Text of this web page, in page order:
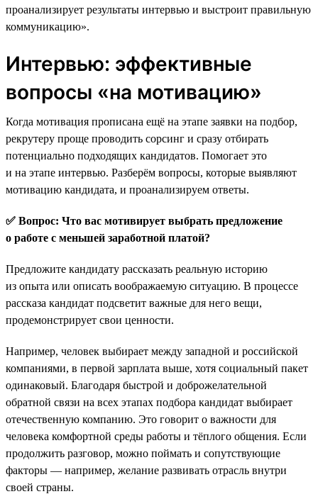
проанализирует результаты интервью и выстроит правильную
коммуникацию».
Интервью: эффективные
вопросы «на мотивацию»
Когда мотивация прописана ещё на этапе заявки на подбор,
рекрутеру проще проводить сорсинг и сразу отбирать
потенциально подходящих кандидатов. Помогает это
и на этапе интервью. Разберём вопросы, которые выявляют
мотивацию кандидата, и проанализируем ответы.
✅ Вопрос: Что вас мотивирует выбрать предложение
о работе с меньшей заработной платой?
Предложите кандидату рассказать реальную историю
из опыта или описать воображаемую ситуацию. В процессе
рассказа кандидат подсветит важные для него вещи,
продемонстрирует свои ценности.
Например, человек выбирает между западной и российской
компаниями, в первой зарплата выше, хотя социальный пакет
одинаковый. Благодаря быстрой и доброжелательной
обратной связи на всех этапах подбора кандидат выбирает
отечественную компанию. Это говорит о важности для
человека комфортной среды работы и тёплого общения. Если
продолжить разговор, можно поймать и сопутствующие
факторы — например, желание развивать отрасль внутри
своей страны.